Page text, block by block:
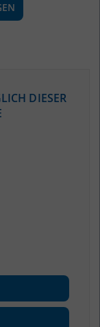
184.466
DIESER